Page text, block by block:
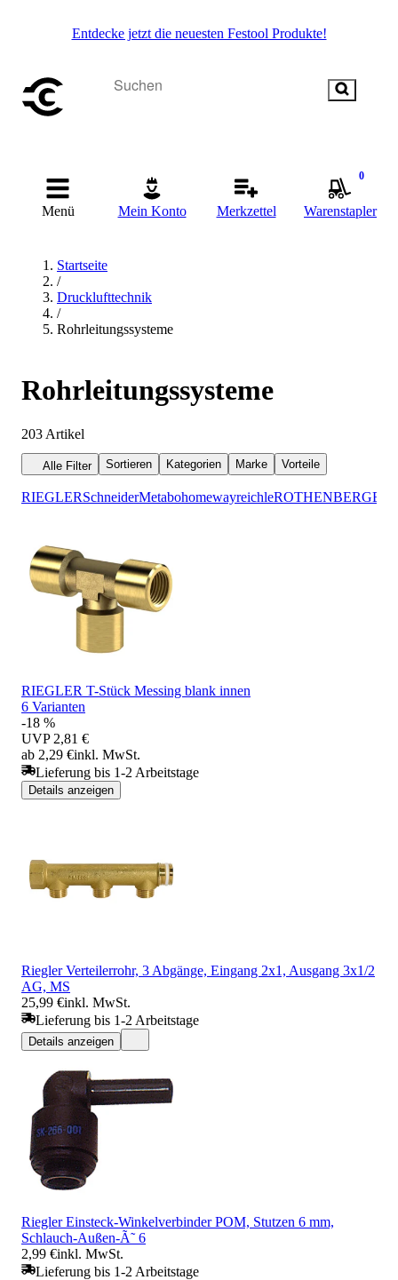
Entdecke jetzt die neuesten Festool Produkte!
Menü Mein Konto Merkzettel
0
Warenstapler
Startseite
/
Drucklufttechnik
/
Rohrleitungssysteme
Rohrleitungssysteme
203 Artikel
Alle Filter Sortieren Kategorien Marke Vorteile
RIEGLERSchneiderMetabohomewayreichleROTHENBERGER
RIEGLER T-Stück Messing blank innen
6 Varianten
-18 %
UVP 2,81 €
ab 2,29 €inkl. MwSt.
Lieferung bis 1-2 Arbeitstage
Details anzeigen
Riegler Verteilerrohr, 3 Abgänge, Eingang 2x1, Ausgang 3x1/2
AG, MS
25,99 €inkl. MwSt.
Lieferung bis 1-2 Arbeitstage
Details anzeigen
Riegler Einsteck-Winkelverbinder POM, Stutzen 6 mm,
Schlauch-Außen-Ã˜ 6
2,99 €inkl. MwSt.
Lieferung bis 1-2 Arbeitstage